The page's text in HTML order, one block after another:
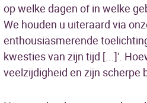
op welke dagen of in welke
We houden u uiteraard via
enthousiasmerende
kwesties van zijn tijd [...]'.
veelzijdigheid en zijn scherpe